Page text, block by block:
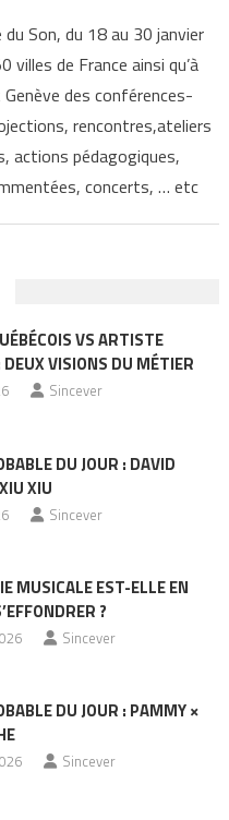
du Son, du 18 au 30 janvier
villes de France ainsi qu’à
des conférences-
rencontres,ateliers
actions pédagogiques,
concerts, … etc
VS ARTISTE
VISIONS DU MÉTIER
Sincever
DU JOUR : DAVID
XIU
Sincever
MUSICALE EST-ELLE EN
?
Sincever
DU JOUR : PAMMY ×
Sincever